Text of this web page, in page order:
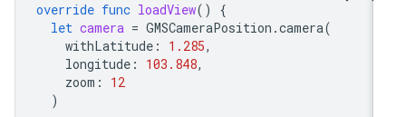
override func loadView ()
let camera = GMSCameraPosition.camera
withLatitude : 1.285
longitude: 103.848
zoom :